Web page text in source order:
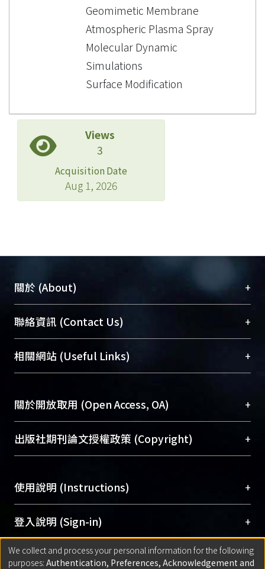
Geomimetic Membrane
Atmospheric Plasma Spray
Molecular Dynamic
Simulations
Surface Modification
Views
3
Acquisition Date
Aug 1, 2026
關於 (About) +
臺大位居世界頂尖大學之列，為永久珍藏及向國際
展現本校豐碩的研究成果及學術能量，圖書館整合
機構典藏（NTUR）與學術庫（AH）不同功能平
台，成為臺大學術典藏NTU scholars。期能整合研
成果。
To permanently archive and promote researcher
profiles and scholarly works, Library integrates the
services of “NTU Repository” with “Academic
聯絡資訊 (Contact Us) +
總館學科館員(Main Library)
醫學圖書館學科館員(Medical Library)
Sciences Library)
相關網站 (Useful Links) +
關於開放取用 (Open Access, OA) +
開放取用是從使用者角度提升資訊取用性的社會運
動，應用在學術研究上是透過將研究著作公開供使
用逐年攀升。同時可加速研究發展、提升研究影響
Archive）平台。 （點選深入了解OA）
出版社期刊論文授權政策 (Copyright) +
含部分內容的版權非匯入者所有，或由第三方贊
助與合作完成，請確認該版權所有者及第三方同
意提供此授權。
Please represent that the submission is your
original work, and that you have the right to
grant the rights to upload.
使用說明 (Instructions) +
網站簡介(Quickstart Guide)
使用手冊(Instruction Manual)
線上預約服務(Booking Service)
登入說明 (Sign-in) +
方案一：臺灣大學計算機中心帳號登入
匯入著作 (Submission) +
We collect and process your personal information for the following
purposes: Authentication, Preferences, Acknowledgement and